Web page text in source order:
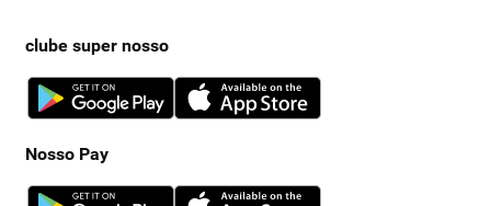
clube super nosso
Nosso Pay